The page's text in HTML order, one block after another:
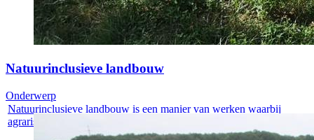
Natuurinclusieve landbouw
Natuurinclusieve landbouw is een manier van werken waarbij
agrarische...
Onderwerp